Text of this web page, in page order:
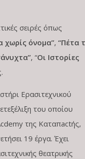
σειρές όπως
χωρίς όνομα”, “Πέτα
, “Οι Ιστορίες
Ερασιτεχνικού
του οποίου
της Καταπactής,
19 έργα. Έχει
θεατρικής